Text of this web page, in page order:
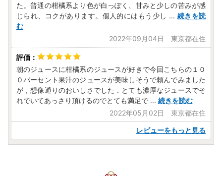
た。普通の柑橘系より色が白っぽく、甘みと少しの苦みが感
じられ、コクがあります。個人的にはもう少し ... 続きを読
む
2022年09月04日 東京都在住
朝のジュースに柑橘系のジュースが好きで今回こちらの１０
０パーセント果汁のジュースが美味しそうで頼んでみました
が，想像通りのおいしさでした．とても濃厚なジュースでそ
れでいてあっさり頂けるのでとても満足で ... 続きを読む
2022年05月02日 東京都在住
レビューをもっと見る